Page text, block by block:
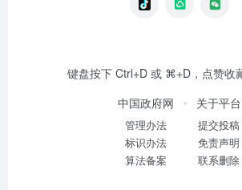
键盘按下 Ctrl+D 或 ⌘+D，点赞收
中国政府网
管理办法
标识办法
算法备案
关于平台
提交投稿
免责声明
联系删除